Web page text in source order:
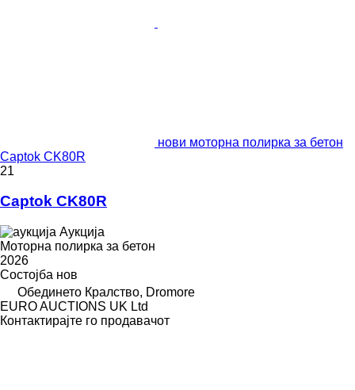
нови моторна полирка за бетон
Captok CK80R
21
Captok CK80R
Аукција
Моторна полирка за бетон
2026
Состојба нов
Обединето Кралство, Dromore
EURO AUCTIONS UK Ltd
Контактирајте го продавачот